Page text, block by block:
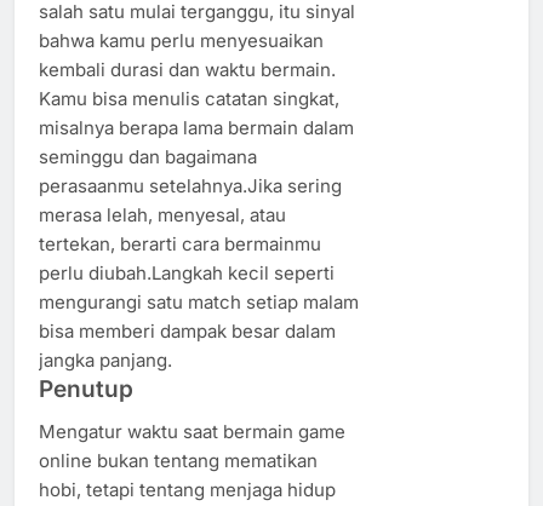
salah satu mulai terganggu, itu sinyal
bahwa kamu perlu menyesuaikan
kembali durasi dan waktu bermain.
Kamu bisa menulis catatan singkat,
misalnya berapa lama bermain dalam
seminggu dan bagaimana
perasaanmu setelahnya.Jika sering
merasa lelah, menyesal, atau
tertekan, berarti cara bermainmu
perlu diubah.Langkah kecil seperti
mengurangi satu match setiap malam
bisa memberi dampak besar dalam
jangka panjang.
Penutup
Mengatur waktu saat bermain game
online bukan tentang mematikan
hobi, tetapi tentang menjaga hidup